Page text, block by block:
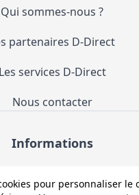
pour personnaliser le
Qui sommes-nous ?
partenaires D-Direct
Les services D-Direct
Nous contacter
Informations
Demande de catalogue